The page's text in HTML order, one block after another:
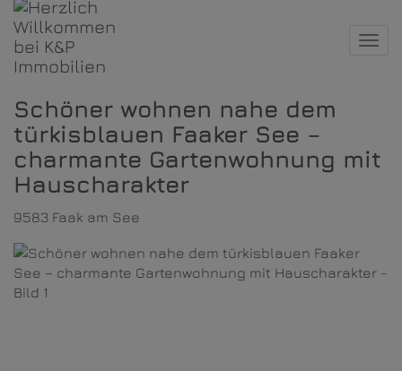
Schöner wohnen nahe dem
türkisblauen Faaker See –
charmante Gartenwohnung mit
Hauscharakter
9583 Faak am See